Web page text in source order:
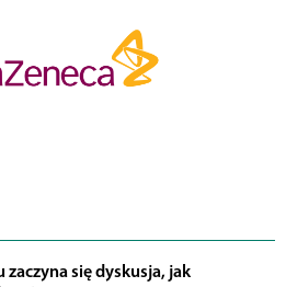
zaczyna się dyskusja, jak